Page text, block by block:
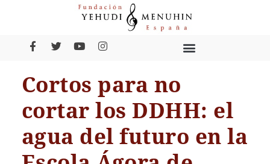
Cortos para no
cortar los DDHH: el
agua del futuro en la